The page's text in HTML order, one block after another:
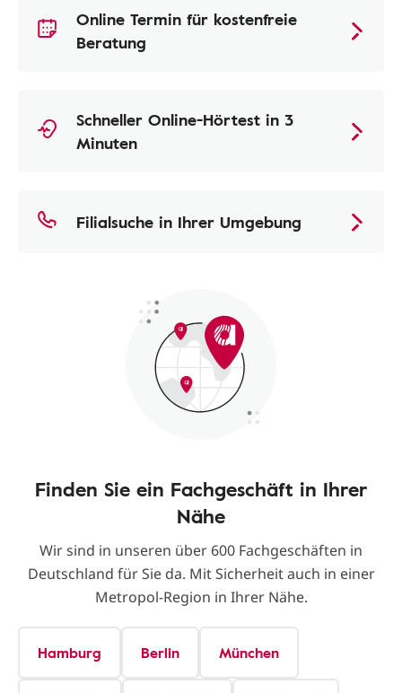
Online Termin für kostenfreie
Beratung
Schneller Online-Hörtest in 3
Minuten
Filialsuche in Ihrer Umgebung
Finden Sie ein Fachgeschäft in Ihrer
Nähe
Wir sind in unseren über 600 Fachgeschäften in
Deutschland für Sie da. Mit Sicherheit auch in einer
Metropol-Region in Ihrer Nähe.
Hamburg Berlin München